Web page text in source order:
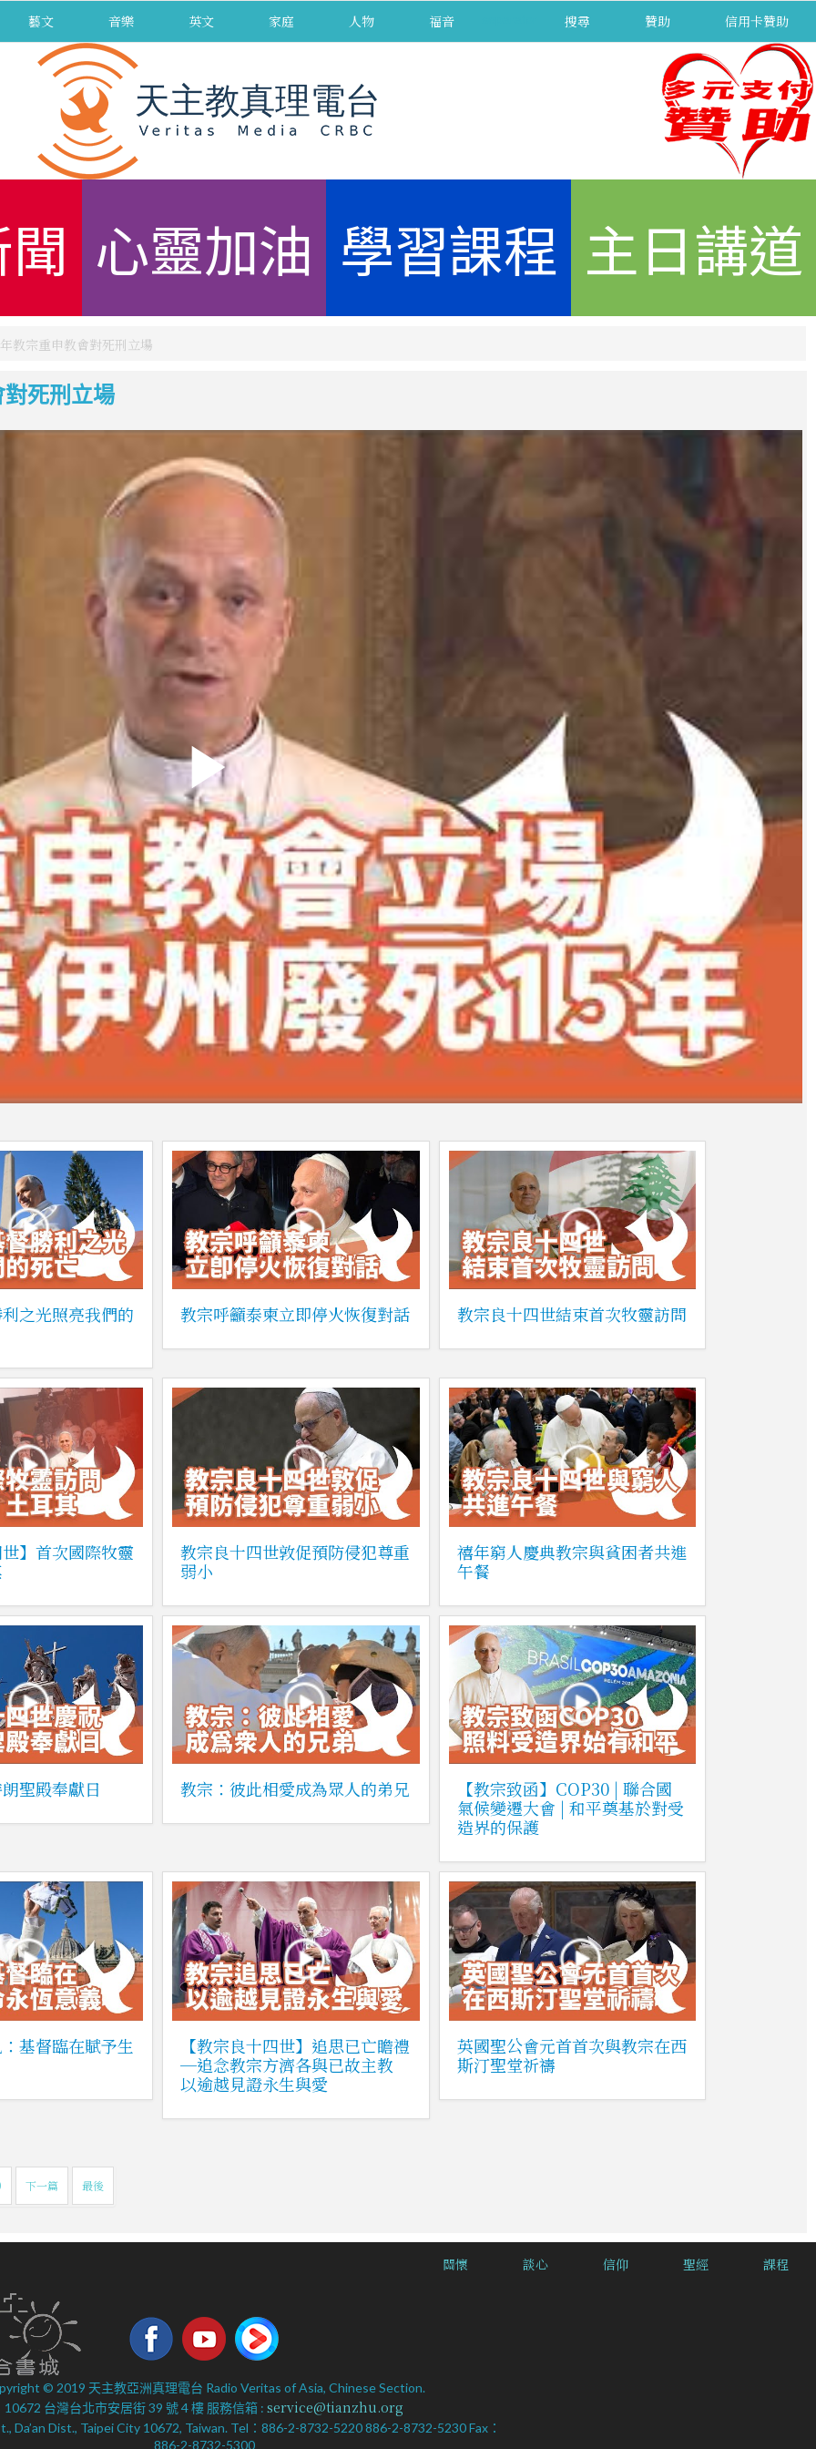
藝文 音樂 英文 家庭 人物 福音 搜尋 贊助 信用卡贊助
心靈加油 學習課程 主日講道
教宗重申教會對死刑立場
死刑立場
之光照亮我們的 教宗呼籲泰柬立即停火恢復對話 教宗良十四世結束首次牧靈訪問
】首次國際牧靈
教宗良十四世敦促預防侵犯尊重
弱小
禧年窮人慶典教宗與貧困者共進
午餐
聖殿奉獻日 教宗：彼此相愛成為眾人的弟兄
【教宗致函】COP30 | 聯合國
氣候變遷大會 | 和平奠基於對受
造界的保護
基督臨在賦予生
【教宗良十四世】追思已亡瞻禮
─追念教宗方濟各與已故主教
以逾越見證永生與愛
英國聖公會元首首次與教宗在西
斯汀聖堂祈禱
下一篇 最後
關懷 談心 信仰 聖經 課程
© 2019 天主教亞洲真理電台 Radio Veritas of Asia, Chinese Section.
10672 台灣台北市安居街 39 號 4 樓 服務信箱 : service@tianzhu.org
Da’an Dist., Taipei City 10672, Taiwan. Tel：886-2-8732-5220 886-2-8732-5230 Fax：
886-2-8732-5300